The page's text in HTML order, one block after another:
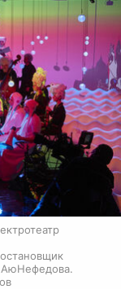
АюНефедова.